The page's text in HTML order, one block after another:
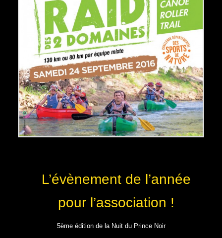
L’évènement de l’année
pour l’association !
5ème édition de la Nuit du Prince Noir